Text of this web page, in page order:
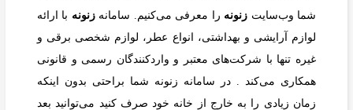
شما وب‌سایت زنونه را معرفی می‌کنیم. سامانهزنونه با ارائه
لوازم آرایشی و بهداشتی، انواع عطر، لوازم شخصی برقی و
غیره تنها با شرکت‌های معتبر و واردکنندگان رسمی و قانونی
همکاری می‌کند . در سامانه زنونه شما براحتی بدون اینکه
زمان زیادی را به خارج از خانه خود صرف کنید می‌توانید بعد